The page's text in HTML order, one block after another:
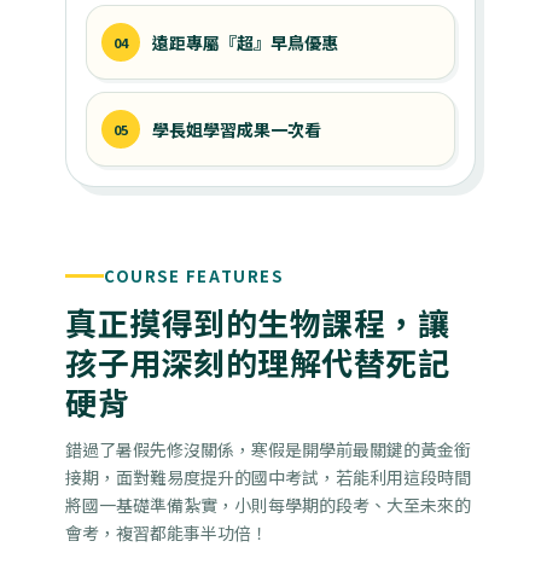
04 遠距專屬『超』早鳥優惠
05 學長姐學習成果一次看
COURSE FEATURES
真正摸得到的生物課程，讓
孩子用深刻的理解代替死記
硬背
錯過了暑假先修沒關係，寒假是開學前最關鍵的黃金銜
接期，面對難易度提升的國中考試，若能利用這段時間
將國一基礎準備紮實，小則每學期的段考、大至未來的
會考，複習都能事半功倍！